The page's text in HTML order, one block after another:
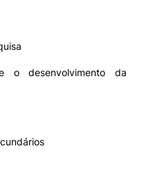
o desenvolvimento da